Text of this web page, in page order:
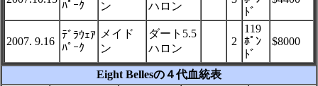
ﾊﾟｰｸ
ン
ハロン
ﾄﾞ
2007. 9.16
ﾃﾞﾗｳｪｱ
ﾊﾟｰｸ
メイド
ン
ダート5.5
ハロン
2
119
ﾎﾟﾝ
ﾄﾞ
$8000
Eight Bellesの４代血統表